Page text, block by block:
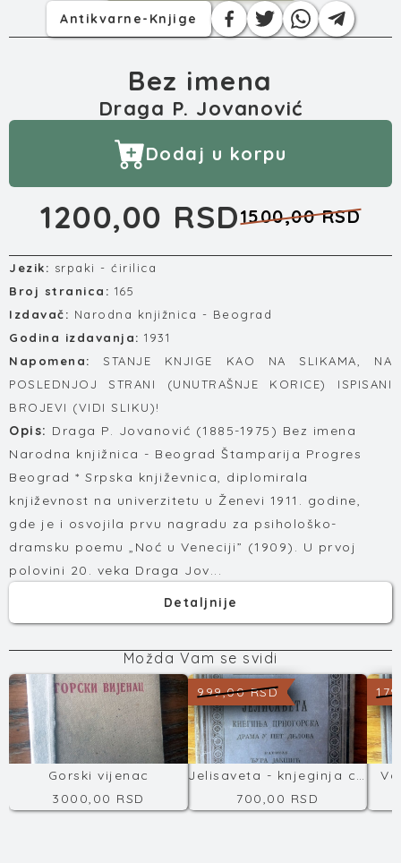
Antikvarne-Knjige
Bez imena
Draga P. Jovanović
Dodaj u korpu
1200,00 RSD1500,00 RSD
Jezik: srpaki - ćirilica
Broj stranica: 165
Izdavač: Narodna knjižnica - Beograd
Godina izdavanja: 1931
Napomena:
STANJE KNJIGE KAO NA SLIKAMA, NA
POSLEDNJOJ STRANI (UNUTRAŠNJE KORICE) ISPISANI
BROJEVI (VIDI SLIKU)!
Opis: Draga P. Jovanović (1885-1975) Bez imena
Narodna knjižnica - Beograd Štamparija Progres
Beograd * Srpska književnica, diplomirala
književnost na univerzitetu u Ženevi 1911. godine,
gde je i osvojila prvu nagradu za psihološko-
dramsku poemu „Noć u Veneciji” (1909). U prvoj
polovini 20. veka Draga Jov...
Detaljnije
Možda Vam se svidi
Gorski vijenac
3000,00 RSD
999,00 RSD
Jelisaveta - knjeginja crnogorska
700,00 RSD